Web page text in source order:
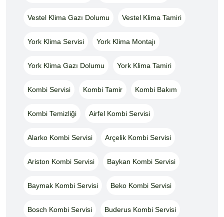
Vestel Klima Gazı Dolumu Vestel Klima Tamiri
York Klima Servisi York Klima Montajı
York Klima Gazı Dolumu York Klima Tamiri
Kombi Servisi Kombi Tamir Kombi Bakım
Kombi Temizliği Airfel Kombi Servisi
Alarko Kombi Servisi Arçelik Kombi Servisi
Ariston Kombi Servisi Baykan Kombi Servisi
Baymak Kombi Servisi Beko Kombi Servisi
Bosch Kombi Servisi Buderus Kombi Servisi